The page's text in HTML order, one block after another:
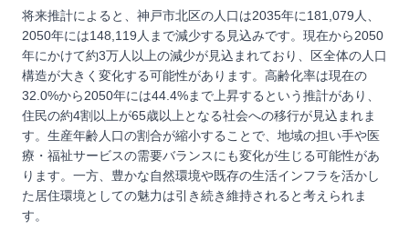
将来推計によると、神戸市北区の人口は2035年に181,079人、
2050年には148,119人まで減少する見込みです。現在から2050
年にかけて約3万人以上の減少が見込まれており、区全体の人口
構造が大きく変化する可能性があります。高齢化率は現在の
32.0%から2050年には44.4%まで上昇するという推計があり、
住民の約4割以上が65歳以上となる社会への移行が見込まれま
す。生産年齢人口の割合が縮小することで、地域の担い手や医
療・福祉サービスの需要バランスにも変化が生じる可能性があ
ります。一方、豊かな自然環境や既存の生活インフラを活かし
た居住環境としての魅力は引き続き維持されると考えられま
す。